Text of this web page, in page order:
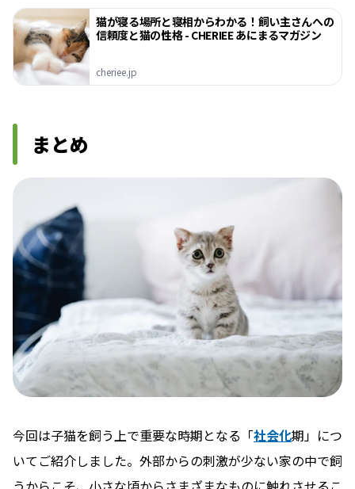
猫が寝る場所と寝相からわかる！飼い主さんへの
信頼度と猫の性格 - CHERIEE あにまるマガジン
cheriee.jp
まとめ
今回は子猫を飼う上で重要な時期となる「社会化期」につ
いてご紹介しました。外部からの刺激が少ない家の中で飼